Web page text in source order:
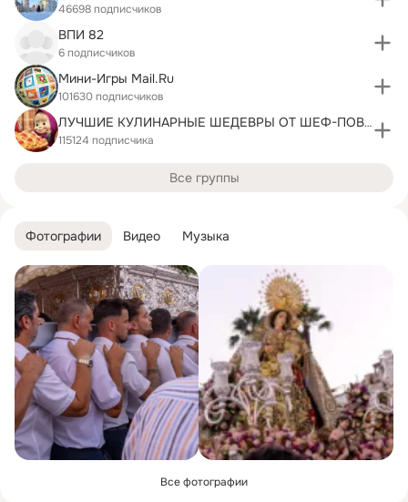
Фотографии Видео Музыка
Все фотографии
46698 подписчиков
ВПИ 82
6 подписчиков
Мини-Игры Mail.Ru
101630 подписчиков
ЛУЧШИЕ КУЛИНАРНЫЕ ШЕДЕВРЫ ОТ ШЕФ-ПОВАРА
115124 подписчика
Все группы